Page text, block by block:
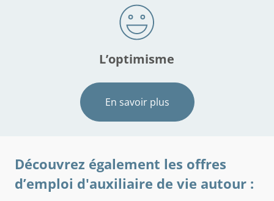
L’optimisme
En savoir plus
Découvrez également les offres
d’emploi d'auxiliaire de vie autour :